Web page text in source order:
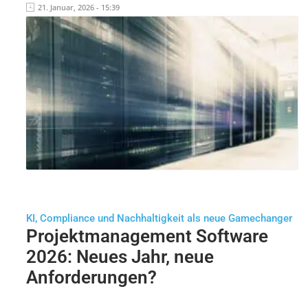
21. Januar, 2026 - 15:39
KI, Compliance und Nachhaltigkeit als neue Gamechanger
Projektmanagement Software
2026: Neues Jahr, neue
Anforderungen?